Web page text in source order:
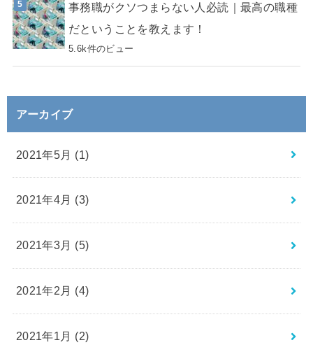
事務職がクソつまらない人必読｜最高の職種
だということを教えます！
5.6k件のビュー
アーカイブ
2021年5月 (1)
2021年4月 (3)
2021年3月 (5)
2021年2月 (4)
2021年1月 (2)